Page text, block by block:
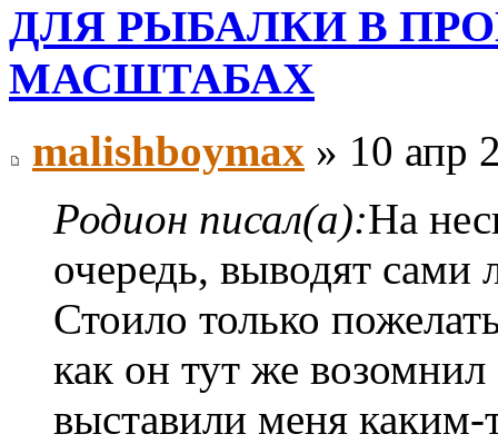
ДЛЯ РЫБАЛКИ В
МАСШТАБАХ
malishboymax » 10 апр
Родион писал(а):На
очередь, выводят сами
Стоило только
как он тут же
выставили меня каким-